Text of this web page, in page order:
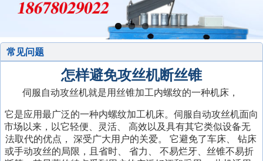
常见问题
怎样避免攻丝机断丝锥
伺服自动攻丝机就是用丝锥加工内螺纹的一种机床，
阳
江
市
攻
济
源
市
触
它是应用最广泛的一种内螺纹加工机床。伺服自动攻丝机面向
市场以来，以它轻便、灵活、
克
拉
玛
高效以及具有其它类似设备无
法取代的优点，
济
阳
深受广大用户的关爱。
成
都
它避免了车床、
临
朐
钻床
或手动攻丝的局限，且省时、
阿
省力、
黔
不易烂牙、丝锥不易折